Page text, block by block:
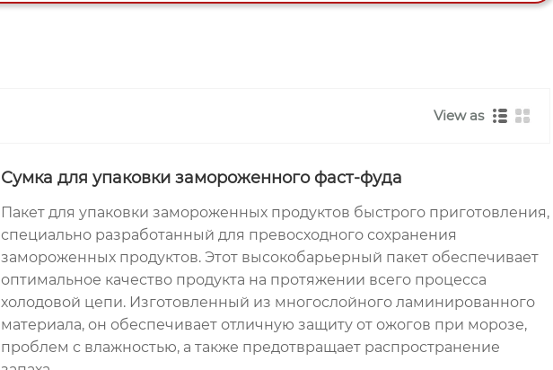
View as
Сумка для упаковки замороженного фаст-фуда
Пакет для упаковки замороженных продуктов быстрого приготовления,
специально разработанный для превосходного сохранения
замороженных продуктов. Этот высокобарьерный пакет обеспечивает
оптимальное качество продукта на протяжении всего процесса
холодовой цепи. Изготовленный из многослойного ламинированного
материала, он обеспечивает отличную защиту от ожогов при морозе,
проблем с влажностью, а также предотвращает распространение